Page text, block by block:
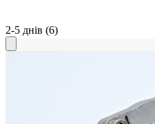
2-5 днів (6)